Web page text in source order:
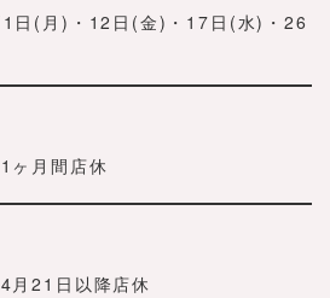
1日(月)・12日(金)・17日(水)・26
1ヶ月間店休
4月21日以降店休